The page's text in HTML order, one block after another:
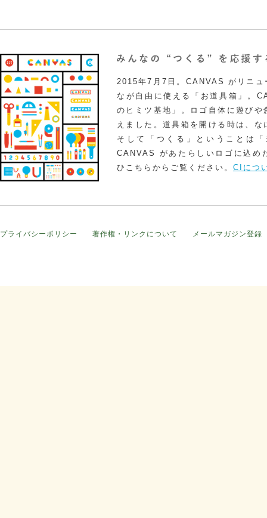
2015年7月7日。CANVAS がリニュ
なが自由に使える「お道具箱」。
のヒミツ基地」。ロゴ自体に遊び
えました。道具箱を開ける時は、
そして「つくる」ということは
CANVAS があたらしいロゴに込め
ひこちらからご覧ください。 CIにつ
プライバシーポリシー 著作権・リンクについて メールマガジン登録